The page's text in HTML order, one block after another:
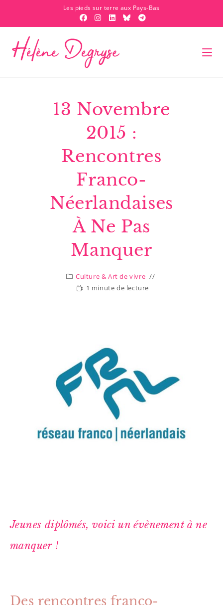
Les pieds sur terre aux Pays-Bas
13 Novembre
2015 :
Rencontres
Franco-
Néerlandaises
À Ne Pas
Manquer
Culture & Art de vivre
1 minute de lecture
Jeunes diplômés, voici un évènement à ne
manquer !
Des rencontres franco-